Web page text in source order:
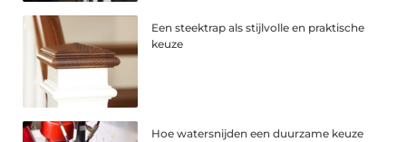
Een steektrap als stijlvolle en praktische
keuze
Hoe watersnijden een duurzame keuze